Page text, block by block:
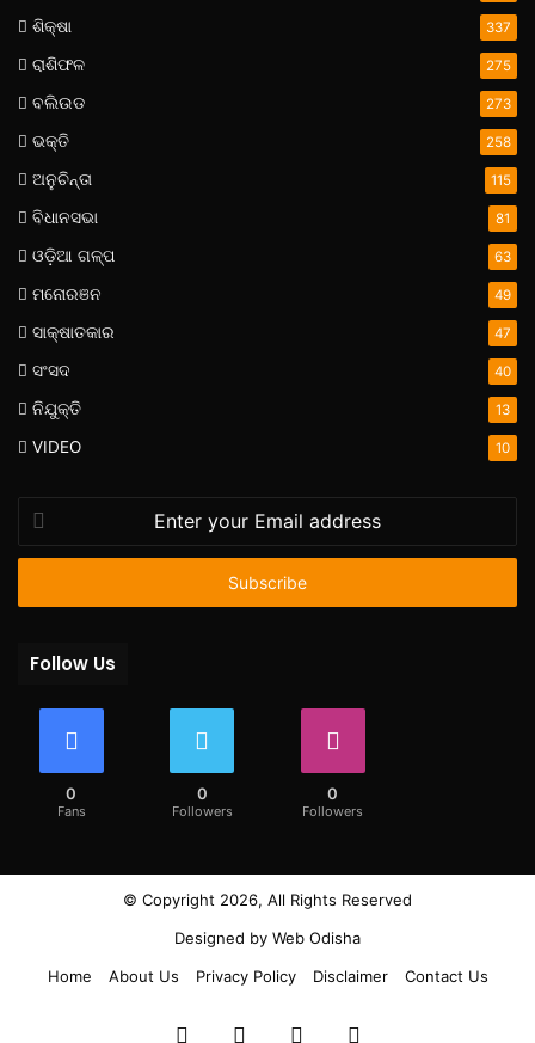
ଶିକ୍ଷା 337
ରାଶିଫଳ 275
ବଲିଉଡ 273
ଭକ୍ତି 258
ଅନୁଚିନ୍ତା 115
ବିଧାନସଭା 81
ଓଡ଼ିଆ ଗଳ୍ପ 63
ମନୋରଞନ 49
ସାକ୍ଷାତକାର 47
ସଂସଦ 40
ନିଯୁକ୍ତି 13
VIDEO 10
your
Email
Follow Us
0
Fans
0
Followers
0
Followers
© Copyright 2026, All Rights Reserved
Designed by Web Odisha
Home
About Us Privacy Policy Disclaimer Contact Us
FacebookTwitterYouTubeInstagram